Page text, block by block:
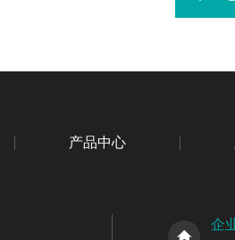
产品中心
企